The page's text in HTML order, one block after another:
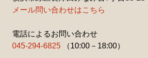
メール問い合わせはこちら
電話によるお問い合わせ
045-294-6825（10:00－18:00）